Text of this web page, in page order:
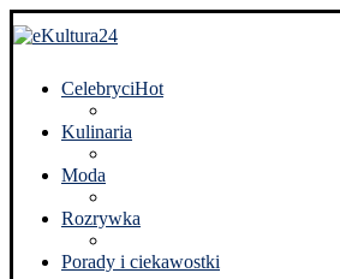
CelebryciHot
Kulinaria
Moda
Rozrywka
Porady i ciekawostki